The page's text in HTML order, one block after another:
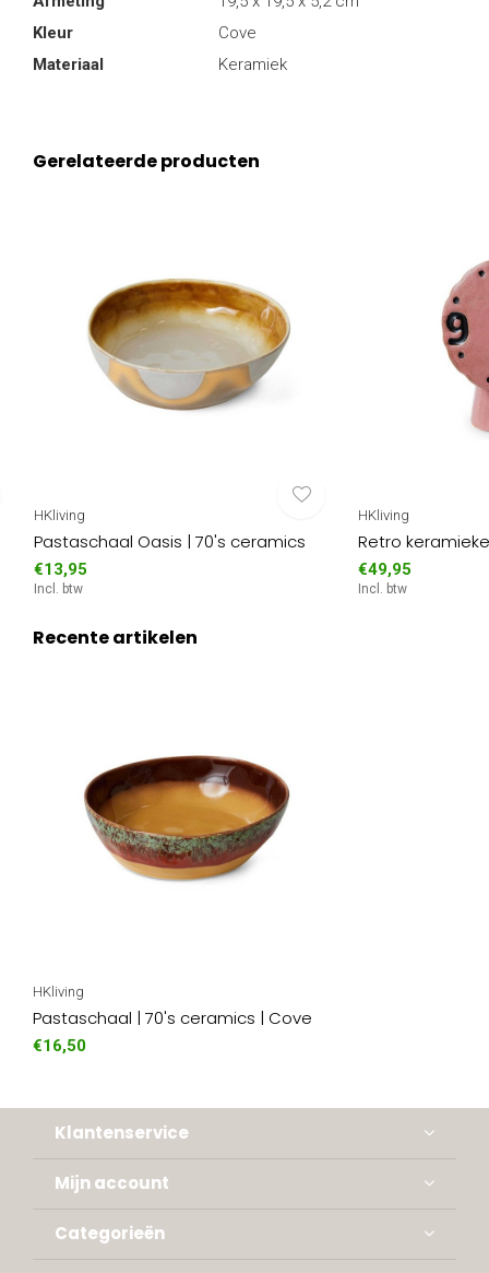
Kleur
Cove
Materiaal
Keramiek
Gerelateerde producten
HKliving
Pastaschaal Oasis | 70's ceramics
€13,95
Incl. btw
HKliving
Retro
€49,95
Incl. btw
Recente artikelen
HKliving
Pastaschaal | 70's ceramics | Cove
€16,50
Klantenservice
Mijn account
Categorieën